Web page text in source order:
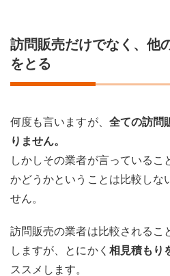
訪問販売だけでなく、他
をとる
何度も言いますが、 全ての訪問
りません。
しかしその業者が言っているこ
かどうかということは比較しな
せん。
訪問販売の業者は比較されるこ
しますが、とにかく 相見積もり
ススメします。